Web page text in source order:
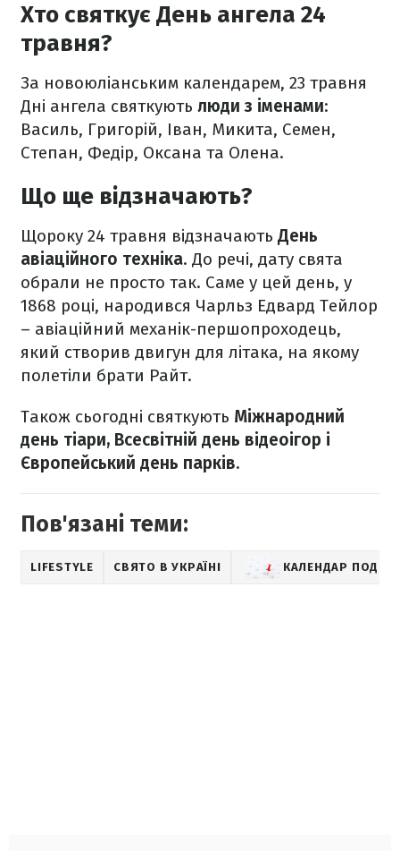
Хто святкує День ангела 24
травня?
За новоюліанським календарем, 23 травня
Дні ангела святкують люди з іменами:
Василь, Григорій, Іван, Микита, Семен,
Степан, Федір, Оксана та Олена.
Що ще відзначають?
Щороку 24 травня відзначають День
авіаційного техніка. До речі, дату свята
обрали не просто так. Саме у цей день, у
1868 році, народився Чарльз Едвард Тейлор
– авіаційний механік-першопроходець,
який створив двигун для літака, на якому
полетіли брати Райт.
Також сьогодні святкують Міжнародний
день тіари, Всесвітній день відеоігор і
Європейський день парків.
Пов'язані теми:
LIFESTYLE СВЯТО В УКРАЇНІ КАЛЕНДАР ПОДІЙ